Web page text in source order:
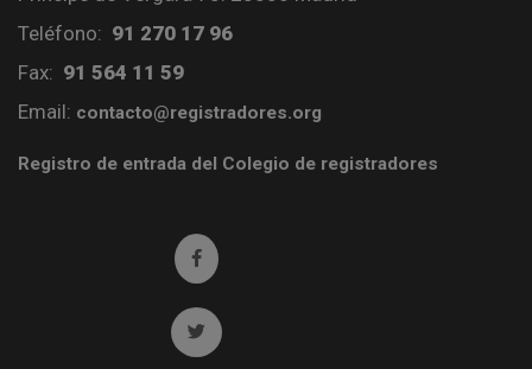
Teléfono: 91 270 17 96
Fax: 91 564 11 59
Email: contacto@registradores.org
Registro de entrada del Colegio de registradores
Ir a facebook (abre en ventana nueva)
Ir a twitter (abre en ventana nueva)